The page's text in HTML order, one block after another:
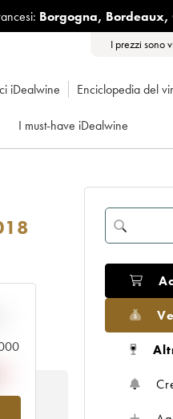
Borgogna, Bordeaux,
I prezzi sono
iDealwine Enciclopedia del
I must-have iDealwine